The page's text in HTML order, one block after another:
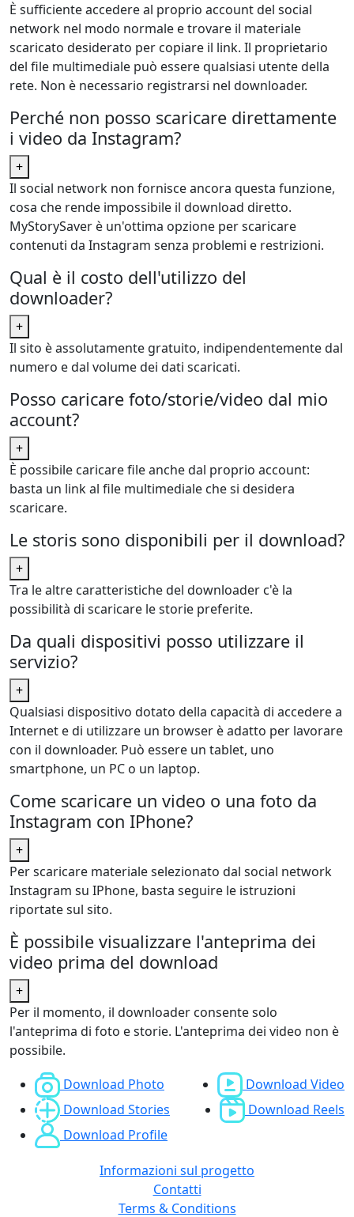
È sufficiente accedere al proprio account del social
network nel modo normale e trovare il materiale
scaricato desiderato per copiare il link. Il proprietario
del file multimediale può essere qualsiasi utente della
rete. Non è necessario registrarsi nel downloader.
Perché non posso scaricare direttamente
i video da Instagram?
+
Il social network non fornisce ancora questa funzione,
cosa che rende impossibile il download diretto.
MyStorySaver è un'ottima opzione per scaricare
contenuti da Instagram senza problemi e restrizioni.
Qual è il costo dell'utilizzo del
downloader?
+
Il sito è assolutamente gratuito, indipendentemente dal
numero e dal volume dei dati scaricati.
Posso caricare foto/storie/video dal mio
account?
+
È possibile caricare file anche dal proprio account:
basta un link al file multimediale che si desidera
scaricare.
Le storis sono disponibili per il download?
+
Tra le altre caratteristiche del downloader c'è la
possibilità di scaricare le storie preferite.
Da quali dispositivi posso utilizzare il
servizio?
+
Qualsiasi dispositivo dotato della capacità di accedere a
Internet e di utilizzare un browser è adatto per lavorare
con il downloader. Può essere un tablet, uno
smartphone, un PC o un laptop.
Come scaricare un video o una foto da
Instagram con IPhone?
+
Per scaricare materiale selezionato dal social network
Instagram su IPhone, basta seguire le istruzioni
riportate sul sito.
È possibile visualizzare l'anteprima dei
video prima del download
+
Per il momento, il downloader consente solo
l'anteprima di foto e storie. L'anteprima dei video non è
possibile.
Download Photo
Download Video
Download Stories
Download Reels
Download Profile
Informazioni sul progetto
Contatti
Terms & Conditions